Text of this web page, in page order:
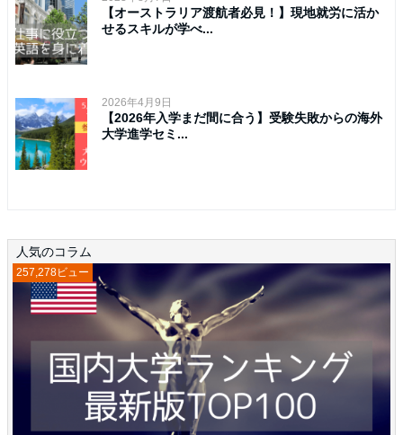
【オーストラリア渡航者必見！】現地就労に活か
せるスキルが学べ...
2026年4月9日
【2026年入学まだ間に合う】受験失敗からの海外
大学進学セミ...
人気のコラム
257,278ビュー